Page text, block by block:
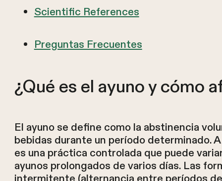
Scientific References
Preguntas Frecuentes
¿Qué es el ayuno y cómo
El ayuno se define como la abstinencia
bebidas durante un período determinado.
es una práctica controlada que puede
ayunos prolongados de varios días. Las